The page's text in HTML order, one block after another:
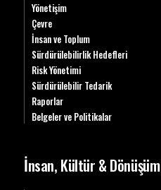
Yönetişim
Çevre
İnsan ve Toplum
Sürdürülebilirlik Hedefleri
Risk Yönetimi
Sürdürülebilir Tedarik
Raporlar
Belgeler ve Politikalar
İnsan, Kültür & Dönüşüm